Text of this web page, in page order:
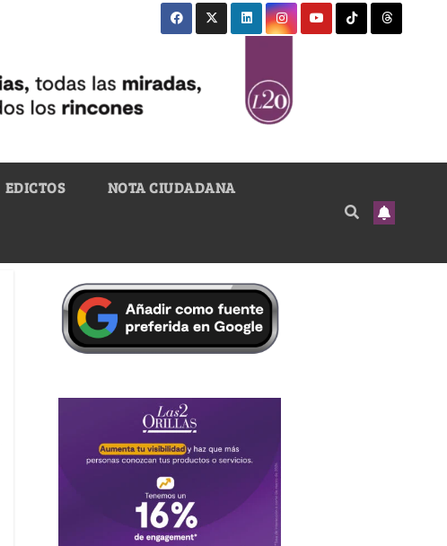
EDICTOS NOTA CIUDADANA